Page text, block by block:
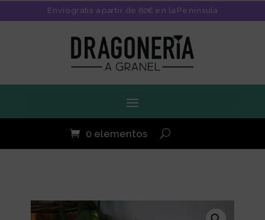
Envío gratis a partir de 60€ en la Península
0 elementos